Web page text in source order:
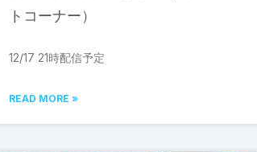
トコーナー）
12/17 21時配信予定
READ MORE »